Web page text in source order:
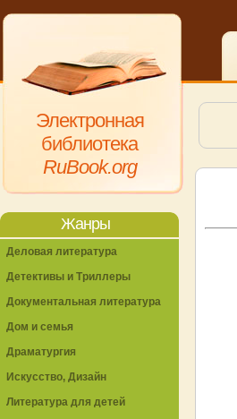
Электронная
библиотека
RuBook.org
Жанры
Деловая литература
Детективы и Триллеры
Документальная литература
Дом и семья
Драматургия
Искусство, Дизайн
Литература для детей